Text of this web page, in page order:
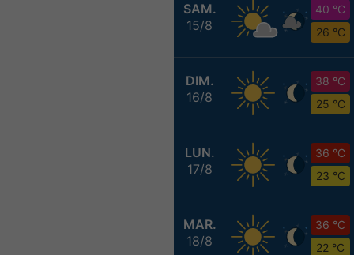
SAM.
15/8
40 °C
26 °C
DIM.
16/8
38 °C
25 °C
LUN.
17/8
36 °C
23 °C
MAR.
18/8
36 °C
22 °C